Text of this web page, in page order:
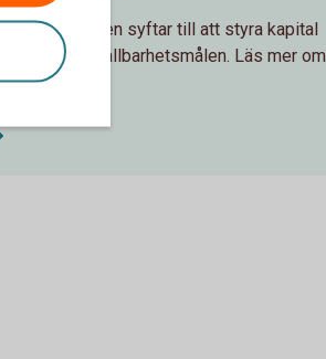
syftar till att styra kapital
för att nå hållbarhetsmålen. Läs mer om
och IDD.